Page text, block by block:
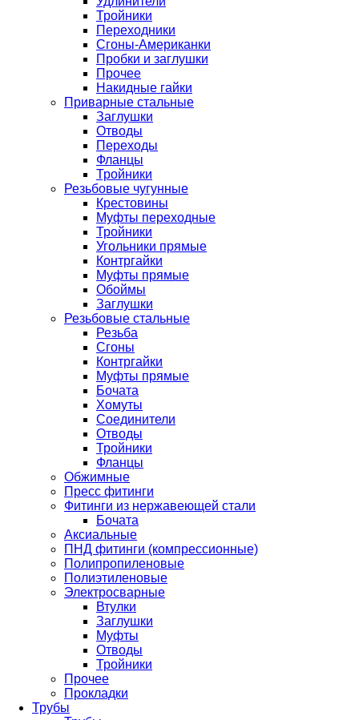
Тройники
Переходники
Сгоны-Американки
Пробки и заглушки
Прочее
Накидные гайки
Приварные стальные
Заглушки
Отводы
Переходы
Фланцы
Тройники
Резьбовые чугунные
Крестовины
Муфты переходные
Тройники
Угольники прямые
Контргайки
Муфты прямые
Обоймы
Заглушки
Резьбовые стальные
Резьба
Сгоны
Контргайки
Муфты прямые
Бочата
Хомуты
Соединители
Отводы
Тройники
Фланцы
Обжимные
Пресс фитинги
Фитинги из нержавеющей стали
Бочата
Аксиальные
ПНД фитинги (компрессионные)
Полипропиленовые
Полиэтиленовые
Электросварные
Втулки
Заглушки
Муфты
Отводы
Тройники
Прочее
Прокладки
Трубы